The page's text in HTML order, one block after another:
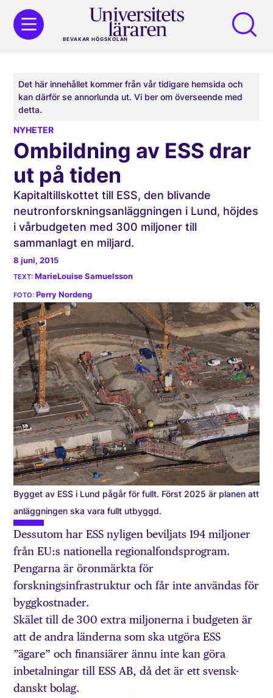
BEVAKAR HÖGSKOLAN
Det här innehållet kommer från vår tidigare hemsida och
kan därför se annorlunda ut. Vi ber om överseende med
detta.
NYHETER
Ombildning av ESS drar
ut på tiden
Kapitaltillskottet till ESS, den blivande
neutronforskningsanläggningen i Lund, höjdes
i vårbudgeten med 300 miljoner till
sammanlagt en miljard.
8 juni, 2015
MarieLouise Samuelsson
Perry Nordeng
Bygget av ESS i Lund pågår för fullt. Först 2025 är planen att
anläggningen ska vara fullt utbyggd.
Dessutom har ESS nyligen beviljats 194 miljoner
från EU:s nationella regionalfondsprogram.
Pengarna är öronmärkta för
forskningsinfrastruktur och får inte användas för
byggkostnader.
Skälet till de 300 extra miljonerna i budgeten är
att de andra länderna som ska utgöra ESS
”ägare” och finansiärer ännu inte kan göra
inbetalningar till ESS AB, då det är ett svensk-
danskt bolag.